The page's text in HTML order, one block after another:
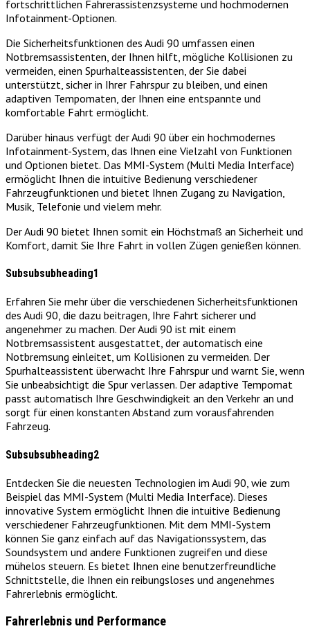
fortschrittlichen Fahrerassistenzsysteme und hochmodernen
Infotainment-Optionen.
Die Sicherheitsfunktionen des Audi 90 umfassen einen
Notbremsassistenten, der Ihnen hilft, mögliche Kollisionen zu
vermeiden, einen Spurhalteassistenten, der Sie dabei
unterstützt, sicher in Ihrer Fahrspur zu bleiben, und einen
adaptiven Tempomaten, der Ihnen eine entspannte und
komfortable Fahrt ermöglicht.
Darüber hinaus verfügt der Audi 90 über ein hochmodernes
Infotainment-System, das Ihnen eine Vielzahl von Funktionen
und Optionen bietet. Das MMI-System (Multi Media Interface)
ermöglicht Ihnen die intuitive Bedienung verschiedener
Fahrzeugfunktionen und bietet Ihnen Zugang zu Navigation,
Musik, Telefonie und vielem mehr.
Der Audi 90 bietet Ihnen somit ein Höchstmaß an Sicherheit und
Komfort, damit Sie Ihre Fahrt in vollen Zügen genießen können.
Subsubsubheading1
Erfahren Sie mehr über die verschiedenen Sicherheitsfunktionen
des Audi 90, die dazu beitragen, Ihre Fahrt sicherer und
angenehmer zu machen. Der Audi 90 ist mit einem
Notbremsassistent ausgestattet, der automatisch eine
Notbremsung einleitet, um Kollisionen zu vermeiden. Der
Spurhalteassistent überwacht Ihre Fahrspur und warnt Sie, wenn
Sie unbeabsichtigt die Spur verlassen. Der adaptive Tempomat
passt automatisch Ihre Geschwindigkeit an den Verkehr an und
sorgt für einen konstanten Abstand zum vorausfahrenden
Fahrzeug.
Subsubsubheading2
Entdecken Sie die neuesten Technologien im Audi 90, wie zum
Beispiel das MMI-System (Multi Media Interface). Dieses
innovative System ermöglicht Ihnen die intuitive Bedienung
verschiedener Fahrzeugfunktionen. Mit dem MMI-System
können Sie ganz einfach auf das Navigationssystem, das
Soundsystem und andere Funktionen zugreifen und diese
mühelos steuern. Es bietet Ihnen eine benutzerfreundliche
Schnittstelle, die Ihnen ein reibungsloses und angenehmes
Fahrerlebnis ermöglicht.
Fahrerlebnis und Performance